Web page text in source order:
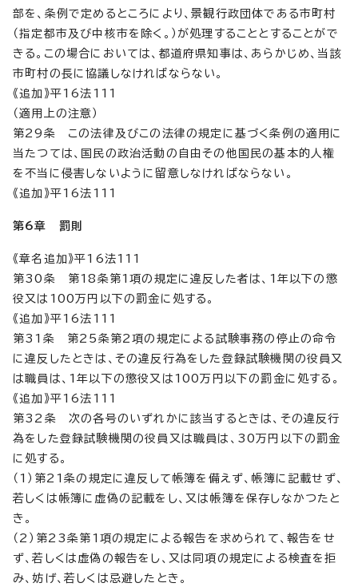
部を、条例で定めるところにより、景観行政団体である市町村
（指定都市及び中核市を除く。）が処理することとすることがで
きる。この場合においては、都道府県知事は、あらかじめ、当該
市町村の長に協議しなければならない。
《追加》平16法111
（適用上の注意）
第29条 この法律及びこの法律の規定に基づく条例の適用に
当たつては、国民の政治活動の自由その他国民の基本的人権
を不当に侵害しないように留意しなければならない。
《追加》平16法111
第6章 罰則
《章名追加》平16法111
第30条 第18条第1項の規定に違反した者は、1年以下の懲
役又は100万円以下の罰金に処する。
《追加》平16法111
第31条 第25条第2項の規定による試験事務の停止の命令
に違反したときは、その違反行為をした登録試験機関の役員又
は職員は、1年以下の懲役又は100万円以下の罰金に処する。
《追加》平16法111
第32条 次の各号のいずれかに該当するときは、その違反行
為をした登録試験機関の役員又は職員は、30万円以下の罰金
に処する。
（1）第21条の規定に違反して帳簿を備えず、帳簿に記載せず、
若しくは帳簿に虚偽の記載をし、又は帳簿を保存しなかつたと
き。
（2）第23条第1項の規定による報告を求められて、報告をせ
ず、若しくは虚偽の報告をし、又は同項の規定による検査を拒
み、妨げ、若しくは忌避したとき。